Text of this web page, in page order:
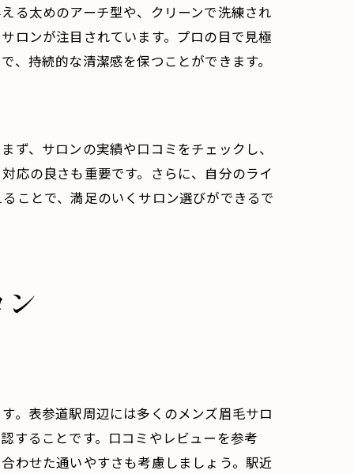
る太めのアーチ型や、クリーンで洗練され
ロンが注目されています。プロの目で見極
持続的な清潔感を保つことができます。
、サロンの実績や口コミをチェックし、
応の良さも重要です。さらに、自分のライ
ことで、満足のいくサロン選びができるで
。表参道駅周辺には多くのメンズ眉毛サロ
することです。口コミやレビューを参考
わせた通いやすさも考慮しましょう。駅近